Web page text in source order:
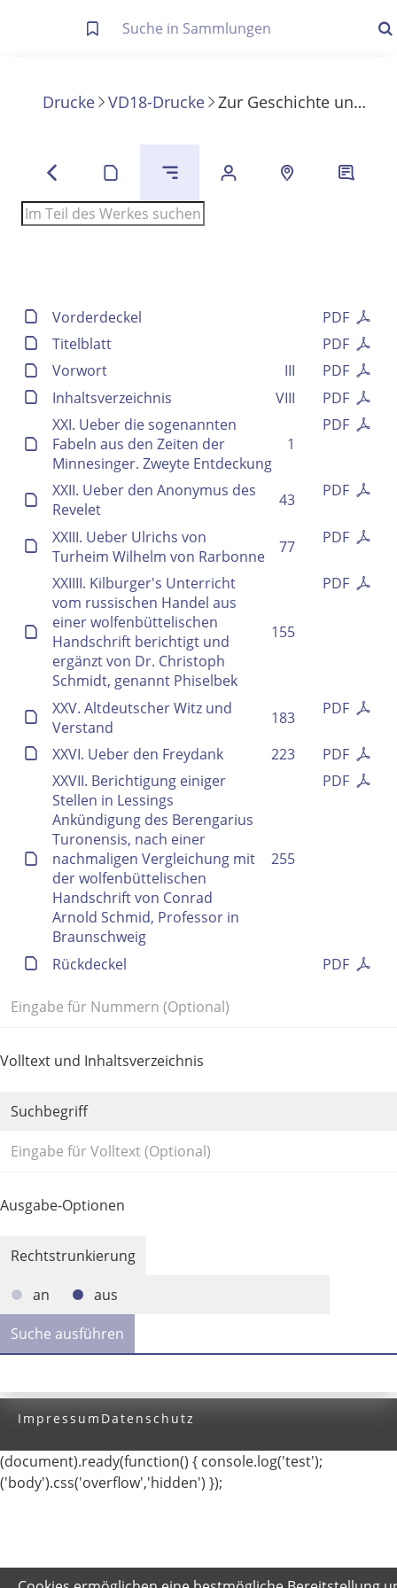
Anzeigen
Zuletzt gesucht
Volltext und Inhaltsverzeichnis
Suchbegriff
Ausgabe-Optionen
Rechtstrunkierung
an
aus
Drucke VD18-Drucke Zur Geschichte und Litteratur
PDF
Vorderdeckel
PDF
Titelblatt
PDF
III
Vorwort
PDF
VIII
Inhaltsverzeichnis
PDF
1
XXI. Ueber die sogenannten
Fabeln aus den Zeiten der
Minnesinger. Zweyte Entdeckung
PDF
43
XXII. Ueber den Anonymus des
Revelet
PDF
77
XXIII. Ueber Ulrichs von
Turheim Wilhelm von Rarbonne
PDF
155
XXIIII. Kilburger's Unterricht
vom russischen Handel aus
einer wolfenbüttelischen
Handschrift berichtigt und
ergänzt von Dr. Christoph
Schmidt, genannt Phiselbek
PDF
183
XXV. Altdeutscher Witz und
Verstand
PDF
223
XXVI. Ueber den Freydank
PDF
255
XXVII. Berichtigung einiger
Stellen in Lessings
Ankündigung des Berengarius
Turonensis, nach einer
nachmaligen Vergleichung mit
der wolfenbüttelischen
Handschrift von Conrad
Arnold Schmid, Professor in
Braunschweig
PDF
Rückdeckel
Impressum Datenschutz
(document).ready(function() { console.log('test');
('body').css('overflow','hidden') });